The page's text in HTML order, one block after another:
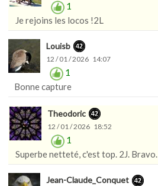
1
Je rejoins les locos !2L
Louisb
12 / 01 / 2026 14:07
1
Bonne capture
Theodoric
12 / 01 / 2026 18:52
1
Superbe netteté, c'est top. 2J. Bravo.
Jean-Claude_Conquet